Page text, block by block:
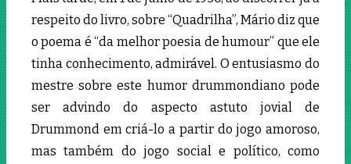
respeito do livro, sobre “Quadrilha”, Mário diz que
o poema é “da melhor poesia de humour” que ele
tinha conhecimento, admirável. O entusiasmo do
mestre sobre este humor drummondiano pode
ser advindo do aspecto astuto jovial de
Drummond em criá-lo a partir do jogo amoroso,
mas também do jogo social e político, como